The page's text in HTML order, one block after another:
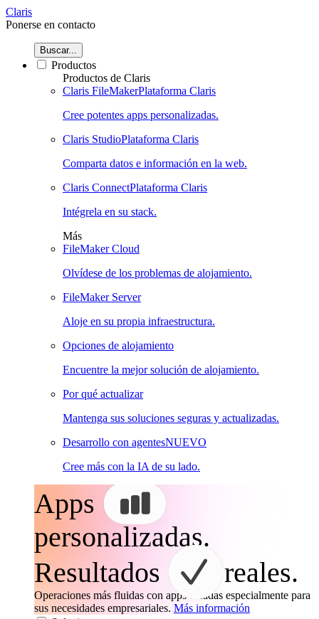
Claris
Ponerse en contacto
Buscar...
Productos
Productos de Claris
Claris FileMakerPlataforma Claris
Cree potentes apps personalizadas.
Claris StudioPlataforma Claris
Comparta datos e información en la web.
Claris ConnectPlataforma Claris
Intégrela en su stack.
Más
FileMaker Cloud
Olvídese de los problemas de alojamiento.
FileMaker Server
Aloje en su propia infraestructura.
Opciones de alojamiento
Encuentre la mejor solución de alojamiento.
Por qué actualizar
Mantenga sus soluciones seguras y actualizadas.
Desarrollo con agentesNUEVO
Cree más con la IA de su lado.
Apps
personalizadas.
Resultados
reales.
Operaciones más fluidas con apps creadas especialmente para
sus necesidades empresariales. Más información